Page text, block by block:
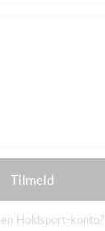
Tilmeld
Holdsport-konto?